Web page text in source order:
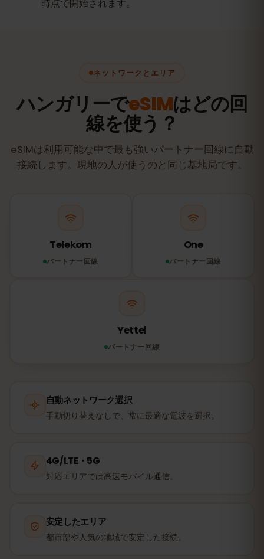
時点で開始されます。
ネットワークとエリア
ハンガリーでeSIMはどの回
線を使う？
eSIMは利用可能な中で最も強いパートナー回線に自動
接続します。現地の人が使うのと同じ基地局です。
Telekom
パートナー回線
One
パートナー回線
Yettel
パートナー回線
自動ネットワーク選択
手動切り替えなしで、常に最適な電波を選択。
4G/LTE・5G
対応エリアでは高速モバイル通信。
安定したエリア
都市部や人気の地域で安定した接続。